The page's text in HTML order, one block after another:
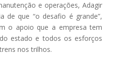
e operações, Adagir
de que “o desafio é grande”,
o apoio que a empresa tem
estado e todos os esforços
nos trilhos.